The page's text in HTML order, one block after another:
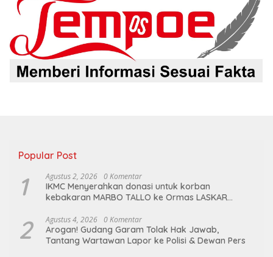
Popular Post
1 Agustus 2, 2026 0 Komentar
IKMC Menyerahkan donasi untuk korban
kebakaran MARBO TALLO ke Ormas LASKAR
2 Agustus 4, 2026 0 Komentar
Arogan! Gudang Garam Tolak Hak Jawab,
Tantang Wartawan Lapor ke Polisi & Dewan Pers